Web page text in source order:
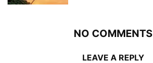
NO COMMENTS
LEAVE A REPLY